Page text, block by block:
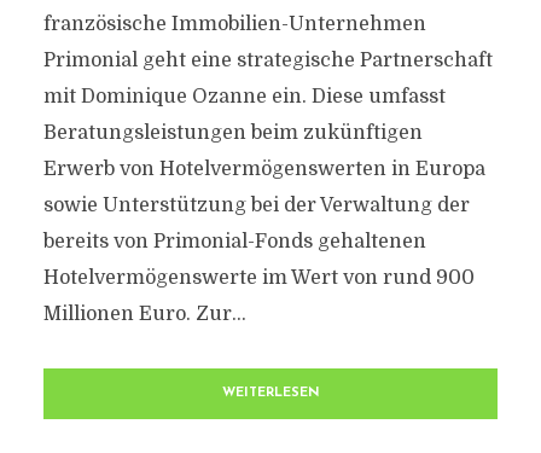
französische Immobilien-Unternehmen
Primonial geht eine strategische Partnerschaft
mit Dominique Ozanne ein. Diese umfasst
Beratungsleistungen beim zukünftigen
Erwerb von Hotelvermögenswerten in Europa
sowie Unterstützung bei der Verwaltung der
bereits von Primonial-Fonds gehaltenen
Hotelvermögenswerte im Wert von rund 900
Millionen Euro. Zur...
WEITERLESEN